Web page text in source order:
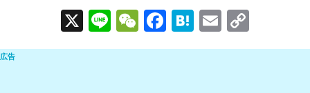
X
Li
n
W
e
F
a
H
at
E
m o